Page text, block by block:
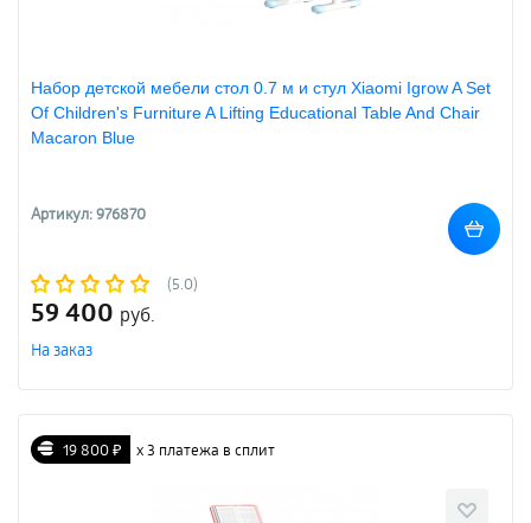
Набор детской мебели стол 0.7 м и стул Xiaomi Igrow A Set
Of Children's Furniture A Lifting Educational Table And Chair
Macaron Blue
Артикул: 976870
(5.0)
59 400 руб.
На заказ
19 800 ₽ х 3 платежа в сплит